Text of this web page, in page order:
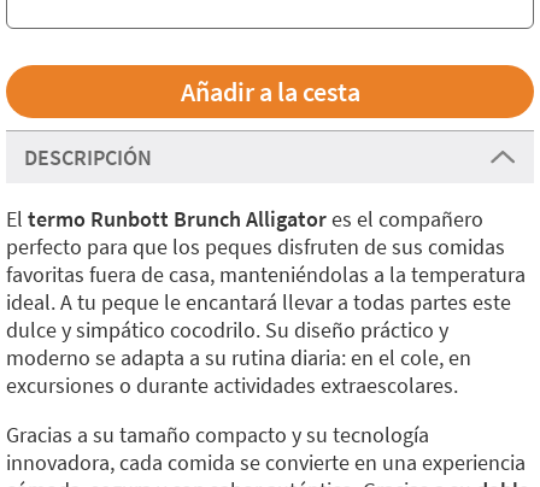
DESCRIPCIÓN
El termo Runbott Brunch Alligatores el compañero
perfecto para que los peques disfruten de sus comidas
favoritas fuera de casa, manteniéndolas a la temperatura
ideal. A tu peque le encantará llevar a todas partes este
dulce y simpático cocodrilo. Su diseño práctico y
moderno se adapta a su rutina diaria: en el cole, en
excursiones o durante actividades extraescolares.
Gracias a su tamaño compacto y su tecnología
innovadora, cada comida se convierte en una experiencia